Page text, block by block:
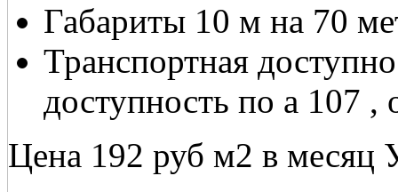
Габариты 10 м на 70
Транспортная
доступность по а 107 ,
Цена 192 руб м2 в